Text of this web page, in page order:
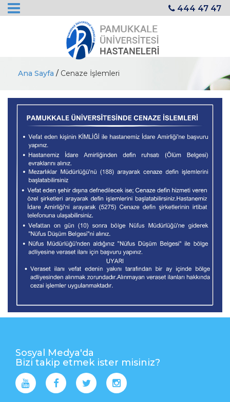
444 47 47
Ana Sayfa / Cenaze İşlemleri
Sosyal Medya'da
Bizi takip etmek ister misiniz?